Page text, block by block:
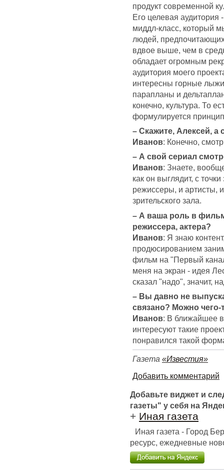
продукт современной
Его целевая
миддл-класс, который
людей,
вдвое выше, чем в
обладает огромным
аудитория моего
интересны горные
парапланы и
конечно, культура. То
формулируется
– Скажите, Алексей, а
Иванов: Конечно,
– А свой сериал
Иванов: Знаете,
как он выглядит, с
режиссеры, и артисты,
зрительского зала.
– А ваша роль в
режиссера, актера?
Иванов: Я знаю
продюсированием
фильм на "Первый
меня на экран - идея
сказал "надо", значит,
– Вы давно не
связано? Можно
Иванов: В ближайшее
интересуют такие
понравился такой
Газета «Известия»
Добавить комментарий
Добавьте виджет и
газеты" у себя на
+ Иная газета
Иная газета - Город
ресурс, ежедневные